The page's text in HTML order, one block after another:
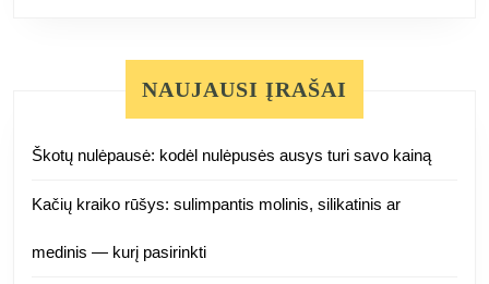
NAUJAUSI ĮRAŠAI
Škotų nulėpausė: kodėl nulėpusės ausys turi savo kainą
Kačių kraiko rūšys: sulimpantis molinis, silikatinis ar
medinis — kurį pasirinkti